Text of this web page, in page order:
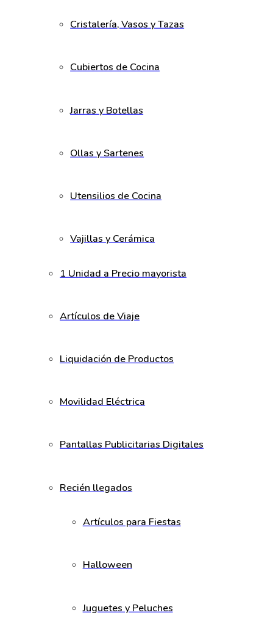
Cristalería, Vasos y Tazas
Cubiertos de Cocina
Jarras y Botellas
Ollas y Sartenes
Utensilios de Cocina
Vajillas y Cerámica
1 Unidad a Precio mayorista
Artículos de Viaje
Liquidación de Productos
Movilidad Eléctrica
Pantallas Publicitarias Digitales
Recién llegados
Artículos para Fiestas
Halloween
Juguetes y Peluches